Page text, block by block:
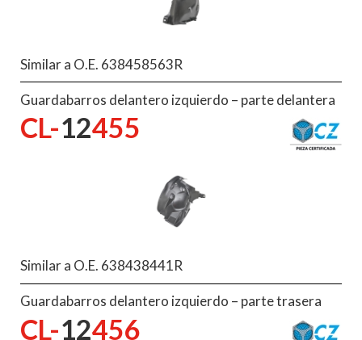
Similar a O.E. 638458563R
Guardabarros delantero izquierdo – parte delantera
CL-12455
Similar a O.E. 638438441R
Guardabarros delantero izquierdo – parte trasera
CL-12456